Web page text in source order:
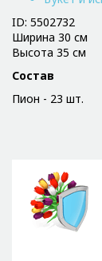
ID: 5502732
Ширина 30 см
Высота 35 см
Состав
Пион - 23 шт.